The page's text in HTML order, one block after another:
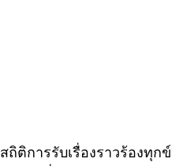
สถิติการรับเรื่องราวร้องทุ